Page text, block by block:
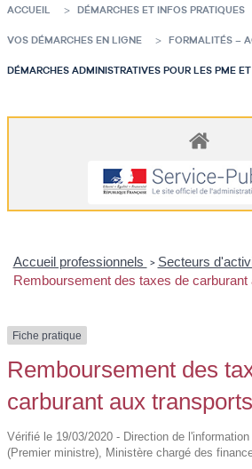
ACCUEIL DÉMARCHES ET INFOS PRATIQUES
VOS DÉMARCHES EN LIGNE FORMALITÉS –
DÉMARCHES ADMINISTRATIVES POUR LES PME
Accueil professionnels > Secteurs
Remboursement des taxes de
Fiche pratique
Remboursement des
carburant aux
Vérifié le 19/03/2020 - Direction de
(Premier ministre), Ministère chargé des